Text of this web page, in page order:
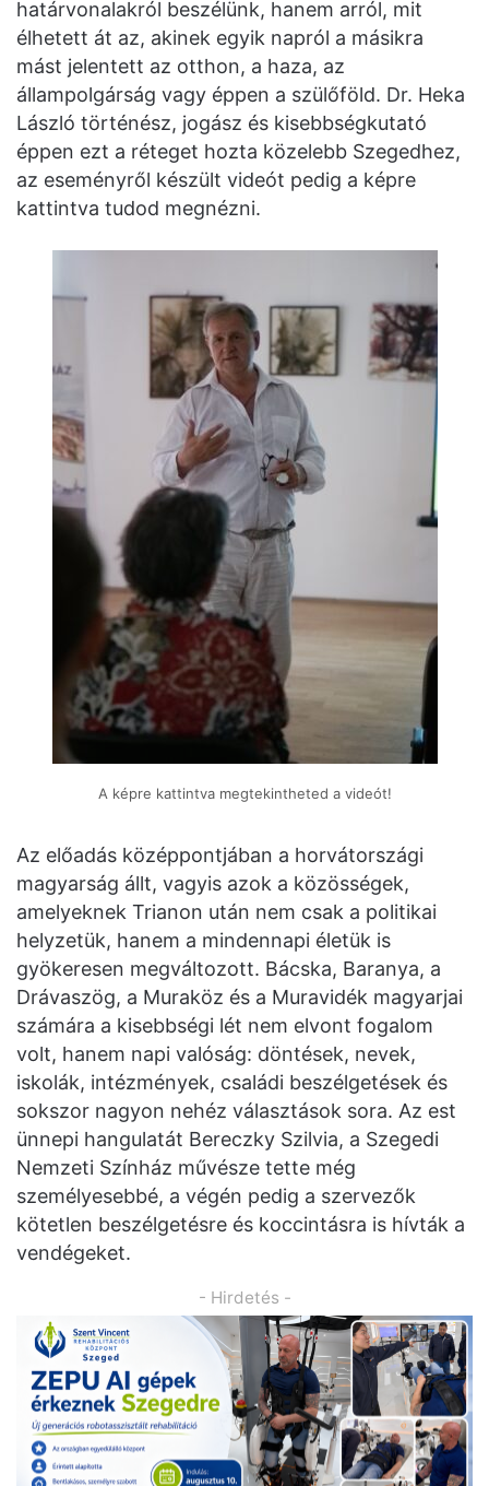
határvonalakról beszélünk, hanem arról, mit
élhetett át az, akinek egyik napról a másikra
mást jelentett az otthon, a haza, az
állampolgárság vagy éppen a szülőföld. Dr. Heka
László történész, jogász és kisebbségkutató
éppen ezt a réteget hozta közelebb Szegedhez,
az eseményről készült videót pedig a képre
kattintva tudod megnézni.
A képre kattintva megtekintheted a videót!
Az előadás középpontjában a horvátországi
magyarság állt, vagyis azok a közösségek,
amelyeknek Trianon után nem csak a politikai
helyzetük, hanem a mindennapi életük is
gyökeresen megváltozott. Bácska, Baranya, a
Drávaszög, a Muraköz és a Muravidék magyarjai
számára a kisebbségi lét nem elvont fogalom
volt, hanem napi valóság: döntések, nevek,
iskolák, intézmények, családi beszélgetések és
sokszor nagyon nehéz választások sora. Az est
ünnepi hangulatát Bereczky Szilvia, a Szegedi
Nemzeti Színház művésze tette még
személyesebbé, a végén pedig a szervezők
kötetlen beszélgetésre és koccintásra is hívták a
vendégeket.
- Hirdetés -